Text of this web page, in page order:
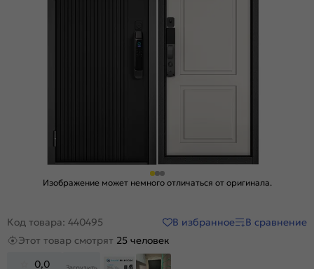
Изображение может немного отличаться от оригинала.
Код товара: 440495 В избранное
В сравнение
Этот товар смотрят 25 человек
0,0
Загрузить